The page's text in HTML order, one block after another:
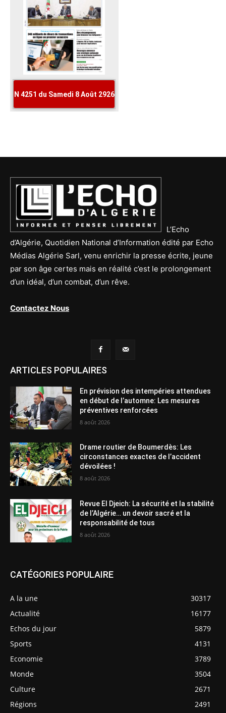
L’Echo
d’Algérie, Quotidien National d’Information édité par Echo
Médias Algérie Sarl, venu enrichir la presse écrite, jeune
par son âge certes mais en réalité c’est le prolongement
d’un idéal, d’un combat, d’un rêve.
Contactez Nous
ARTICLES POPULAIRES
En prévision des intempéries attendues
en début de l’automne: Les mesures
préventives renforcées
8 août 2026
Drame routier de Boumerdès: Les
circonstances exactes de l’accident
dévoilées !
8 août 2026
Revue El Djeich: La sécurité et la stabilité
de l’Algérie… un devoir sacré et la
responsabilité de tous
8 août 2026
CATÉGORIES POPULAIRE
A la une
30317
Actualité
16177
Echos du jour
5879
Sports
4131
Economie
3789
Monde
3504
Culture
2671
Régions
2491